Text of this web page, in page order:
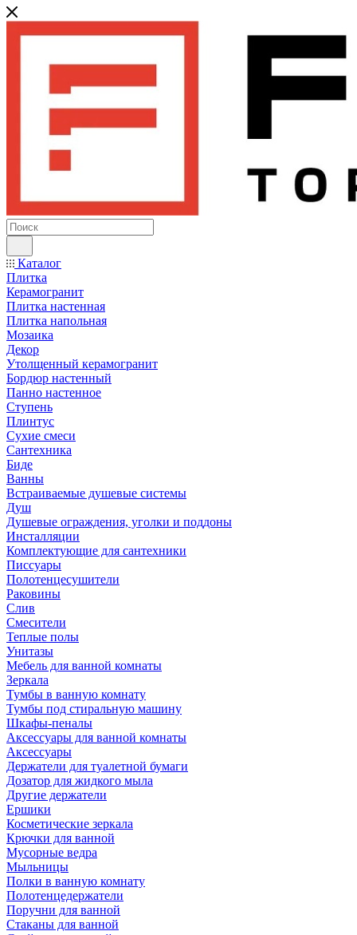
Каталог
Плитка
Керамогранит
Плитка настенная
Плитка напольная
Мозаика
Декор
Утолщенный керамогранит
Бордюр настенный
Панно настенное
Ступень
Плинтус
Сухие смеси
Сантехника
Биде
Ванны
Встраиваемые душевые системы
Душ
Душевые ограждения, уголки и поддоны
Инсталляции
Комплектующие для сантехники
Писсуары
Полотенцесушители
Раковины
Слив
Смесители
Теплые полы
Унитазы
Мебель для ванной комнаты
Зеркала
Тумбы в ванную комнату
Тумбы под стиральную машину
Шкафы-пеналы
Аксессуары для ванной комнаты
Аксессуары
Держатели для туалетной бумаги
Дозатор для жидкого мыла
Другие держатели
Ершики
Косметические зеркала
Крючки для ванной
Мусорные ведра
Мыльницы
Полки в ванную комнату
Полотенцедержатели
Поручни для ванной
Стаканы для ванной